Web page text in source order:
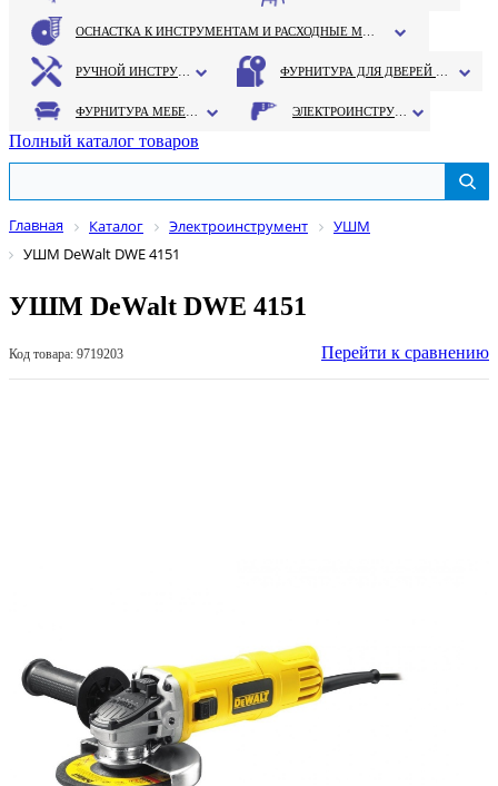
Полный каталог товаров
Главная Каталог Электроинструмент
УШМ
УШМ DeWalt DWE 4151
УШМ DeWalt DWE 4151
Код товара: 9719203 Перейти к сравнению